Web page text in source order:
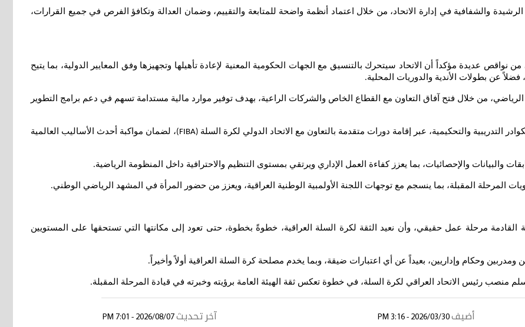
والشفافية في إدارة الاتحاد، من خلال اعتماد أنظمة واضحة للمتابعة والتقييم، وضمان العدالة وتكافؤ الفرص في جميع القرارات،
نواقص عديدة مؤكداً أن الاتحاد سيتحرك بالتنسيق مع الجهات الحكومية المعنية لإعادة تأهيلها وتجهيزها وفق المعايير الدولية، بما يتيح
فضلاً عن بطولات الأندية والدوريات المحلية.
من خلال فتح آفاق التعاون مع القطاع الخاص والشركات الراعية، بهدف توفير موارد مالية مستدامة تسهم في دعم برامج التطوير
التدريبية والتحكيمية، عبر إقامة دورات متقدمة بالتعاون مع الاتحاد الدولي لكرة السلة (FIBA)
، لضمان مواكبة أحدث الأساليب العالمية
والبيانات والإحصائيات، بما يعزز كفاءة العمل الإداري ويرتقي بمستوى التنظيم والاحترافية داخل المنظومة الرياضية.
المقبلة، بما ينسجم مع توجهات اللجنة الأولمبية الوطنية العراقية، ويعزز من حضور المرأة في المشهد الرياضي الوطني.
القادمة مرحلة عمل حقيقي، وأن نعيد الثقة لكرة السلة العراقية، خطوةً بخطوة، حتى تعود إلى مكانتها التي تستحقها على المستويين
ومدربين وحكام وإداريين، بعيداً عن أي اعتبارات ضيقة، وبما يخدم مصلحة كرة السلة العراقية أولاً وأخيراً .
منصب رئيس الاتحاد العراقي لكرة السلة، في خطوة تعكس ثقة الهيئة العامة برؤيته وخبرته في قيادة المرحلة المقبلة.
أضيف 2026/03/30 - 3:16 PM آخر تحديث 2026/08/07 - 7:01 PM